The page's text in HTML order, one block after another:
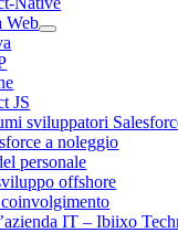
Web
JS
sviluppatori
a noleggio
personale
offshore
IT – Ibiixo